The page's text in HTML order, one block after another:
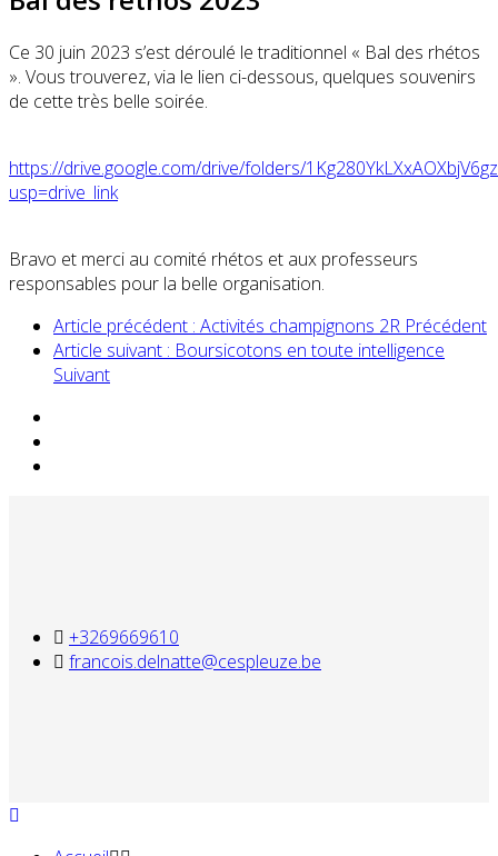
Ce 30 juin 2023 s’est déroulé le traditionnel « Bal des rhétos
». Vous trouverez, via le lien ci-dessous, quelques souvenirs
de cette très belle soirée.
https://drive.google.com/drive/folders/
usp=drive_link
Bravo et merci au comité rhétos et aux professeurs
responsables pour la belle organisation.
Article précédent : Activités champignons 2R Précédent
Article suivant : Boursicotons en toute intelligence
Suivant
+3269669610
francois.delnatte@cespleuze.be